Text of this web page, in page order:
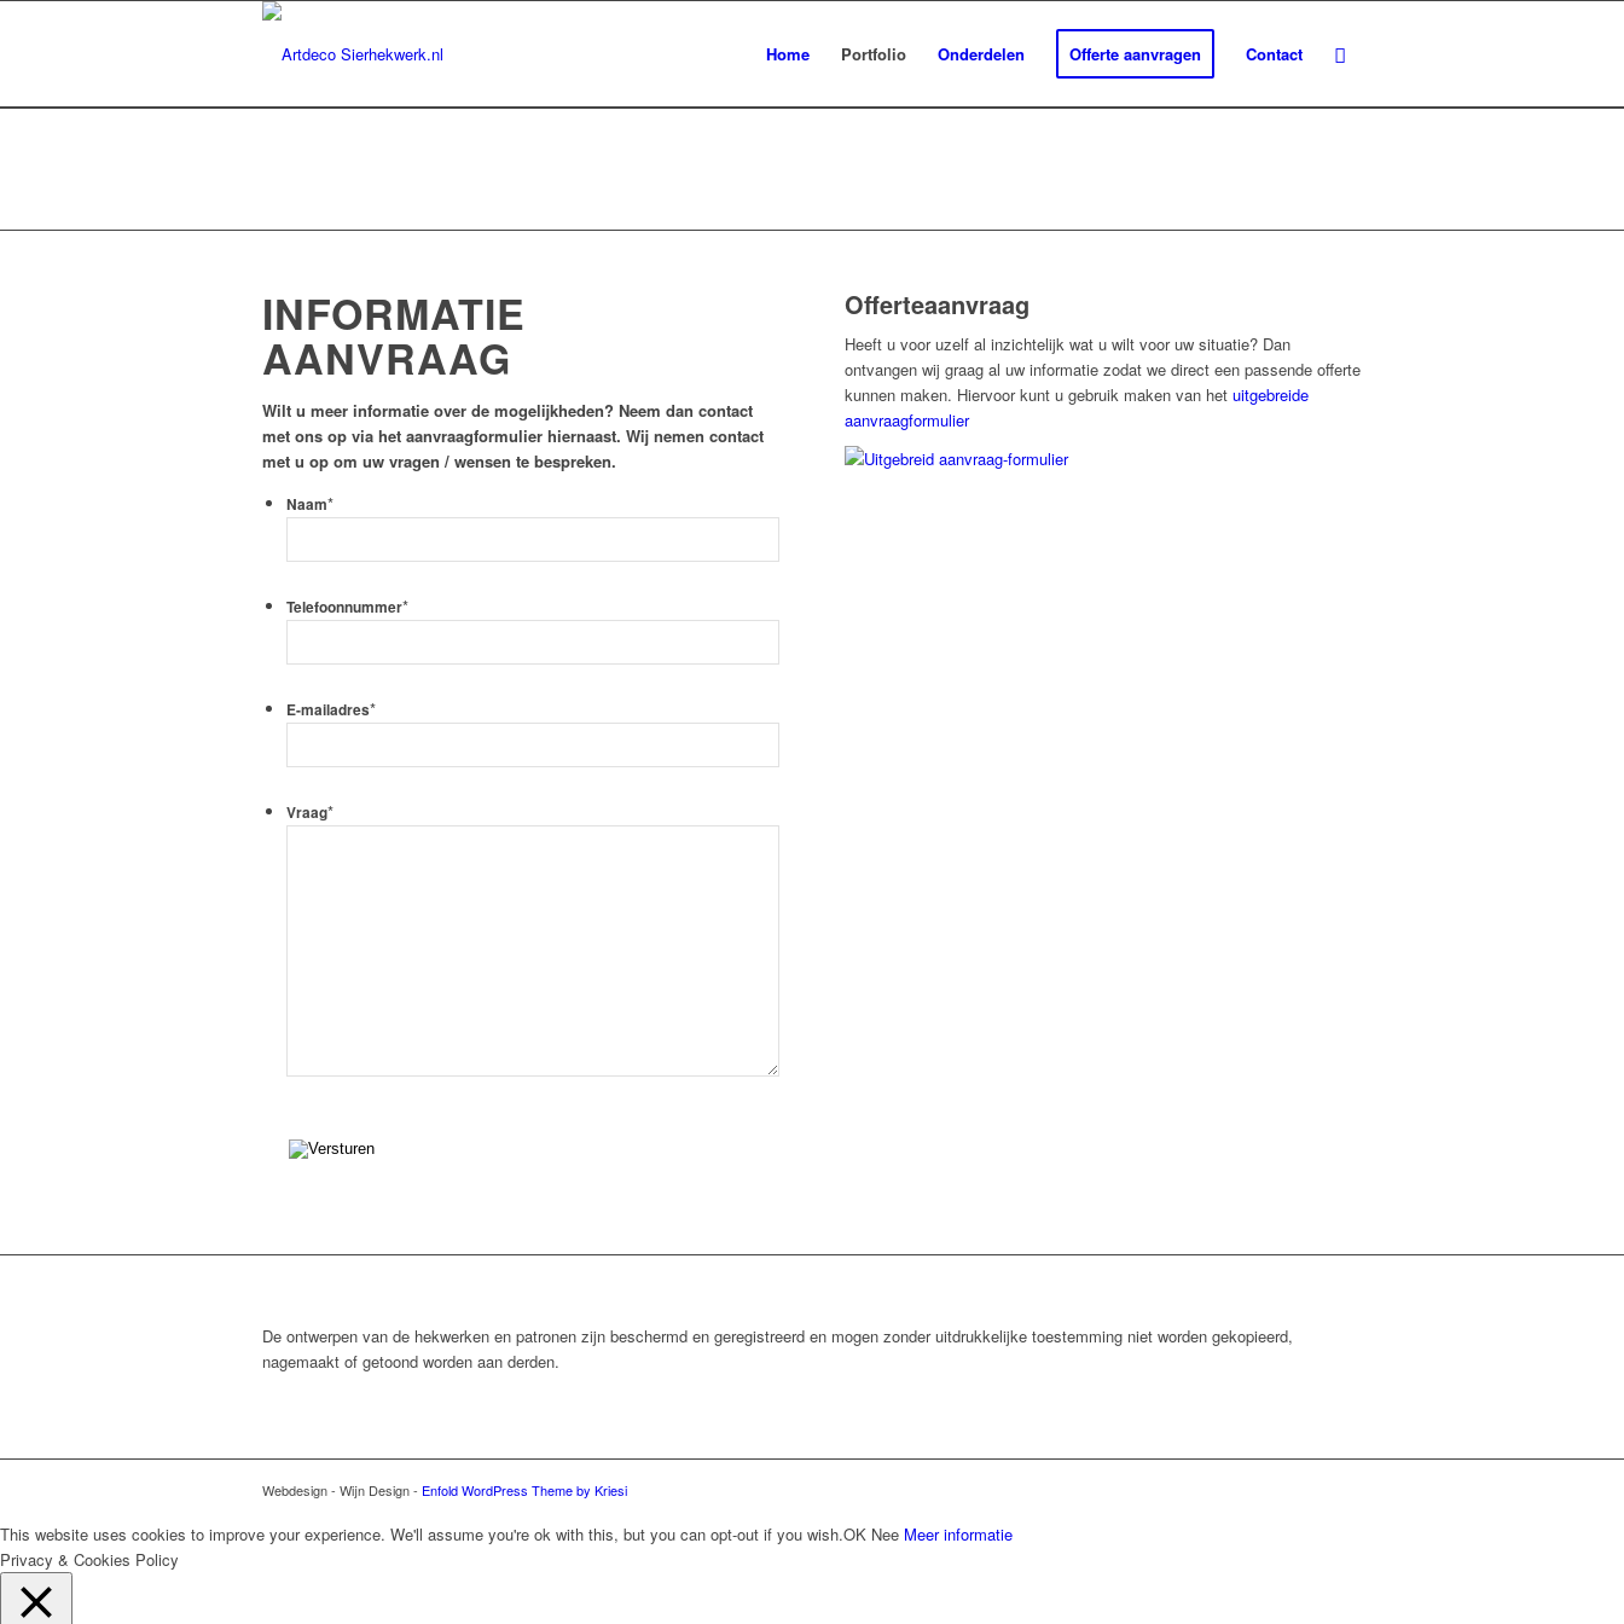
Home Portfolio Onderdelen Offerte aanvragen Contact
INFORMATIE
AANVRAAG
Wilt u meer informatie over de mogelijkheden? Neem dan contact
met ons op via het aanvraagformulier hiernaast. Wij nemen contact
met u op om uw vragen / wensen te bespreken.
Naam*
Telefoonnummer*
E-mailadres*
Vraag*
Offerteaanvraag
Heeft u voor uzelf al inzichtelijk wat u wilt voor uw situatie? Dan
ontvangen wij graag al uw informatie zodat we direct een passende offerte
kunnen maken. Hiervoor kunt u gebruik maken van hetuitgebreide
aanvraagformulier
De ontwerpen van de hekwerken en patronen zijn beschermd en geregistreerd en mogen zonder uitdrukkelijke toestemming niet worden gekopieerd,
nagemaakt of getoond worden aan derden.
Webdesign - Wijn Design - Enfold WordPress Theme by Kriesi
This website uses cookies to improve your experience. We'll assume you're ok with this, but you can opt-out if you wish.OK Nee Meer informatie
Privacy & Cookies Policy